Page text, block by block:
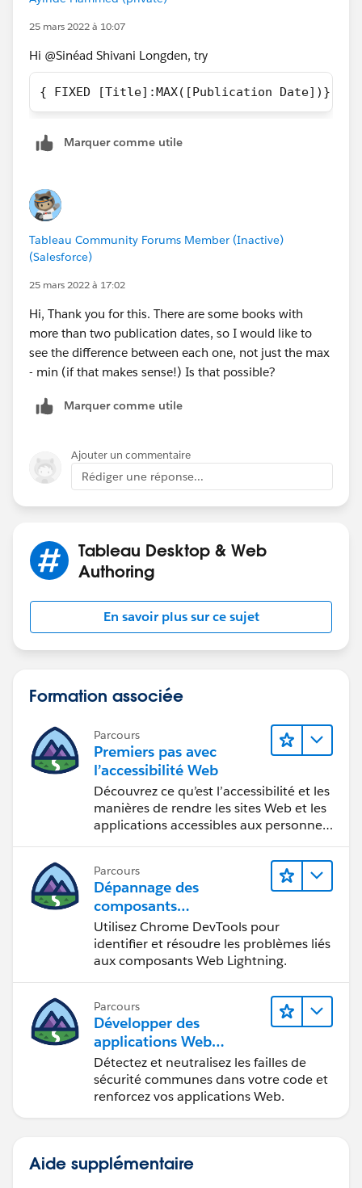
25 mars 2022 à 10:07
Hi @Sinéad Shivani Longden​, try
{ FIXED [Title]:MAX([Publication Date])} -{
Marquer comme utile
Tableau Community Forums Member (Inactive)
(Salesforce)
25 mars 2022 à 17:02
Hi, Thank you for this. There are some books with
more than two publication dates, so I would like to
see the difference between each one, not just the max
- min (if that makes sense!) Is that possible?
Marquer comme utile
Ajouter un commentaire
Rédiger une réponse...
Tableau Desktop & Web
Authoring
En savoir plus sur ce sujet
Formation associée
Parcours
Premiers pas avec
l’accessibilité Web
Découvrez ce qu’est l’accessibilité et les
manières de rendre les sites Web et les
applications accessibles aux personnes
Parcours
Dépannage des
composants
Web Lightning
Utilisez Chrome DevTools pour
identifier et résoudre les problèmes liés
aux composants Web Lightning.
Parcours
Développer des
applications Web
sécurisées
Détectez et neutralisez les failles de
sécurité communes dans votre code et
renforcez vos applications Web.
Aide supplémentaire